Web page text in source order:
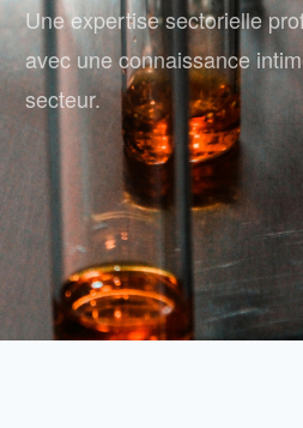
Une expertise sectorielle
avec une connaissance
secteur.